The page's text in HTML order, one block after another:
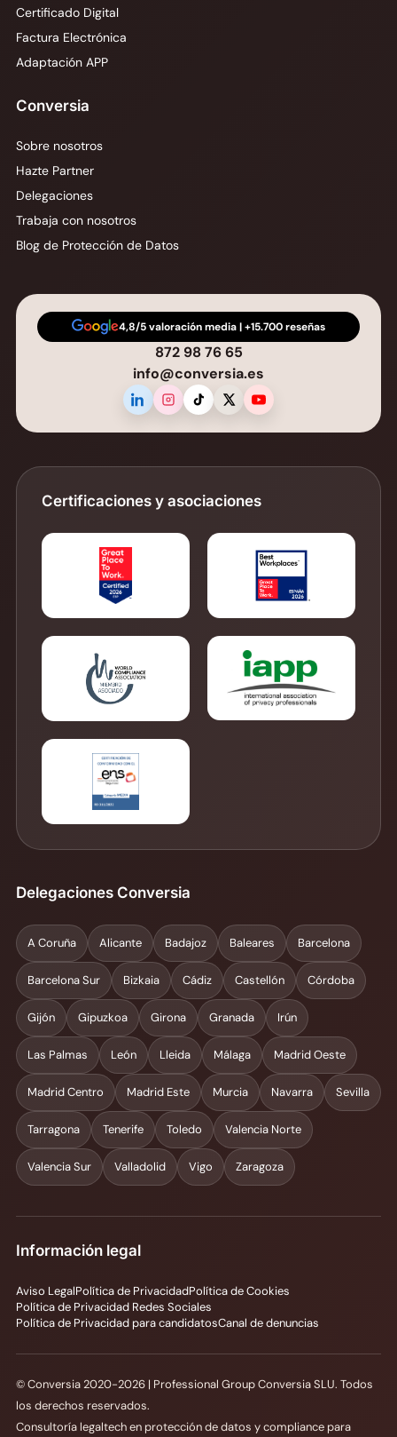
Certificado Digital
Factura Electrónica
Adaptación APP
Conversia
Sobre nosotros
Hazte Partner
Delegaciones
Trabaja con nosotros
Blog de Protección de Datos
4,8/5 valoración media | +15.700 reseñas
872 98 76 65
info@conversia.es
Certificaciones y asociaciones
Delegaciones Conversia
A Coruña Alicante Badajoz Baleares Barcelona
Barcelona Sur Bizkaia Cádiz Castellón Córdoba
Gijón Gipuzkoa Girona Granada Irún
Las Palmas León Lleida Málaga Madrid Oeste
Madrid Centro Madrid Este Murcia Navarra Sevilla
Tarragona Tenerife Toledo Valencia Norte
Valencia Sur Valladolid Vigo Zaragoza
Información legal
Aviso LegalPolítica de PrivacidadPolítica de Cookies
Política de Privacidad Redes Sociales
Política de Privacidad para candidatosCanal de denuncias
© Conversia 2020-2026 | Professional Group Conversia SLU. Todos
los derechos reservados.
Consultoría legaltech en protección de datos y compliance para